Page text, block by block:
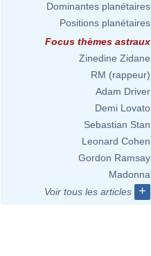
Dominantes planétaires
Positions planétaires
Focus thèmes astraux
Zinedine Zidane
RM (rappeur)
Adam Driver
Demi Lovato
Sebastian Stan
Leonard Cohen
Gordon Ramsay
Madonna
Voir tous les articles
+